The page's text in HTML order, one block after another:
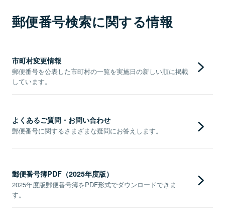
郵便番号検索に関する情報
市町村変更情報
郵便番号を公表した市町村の一覧を実施日の新しい順に掲載
しています。
よくあるご質問・お問い合わせ
郵便番号に関するさまざまな疑問にお答えします。
郵便番号簿PDF（2025年度版）
2025年度版郵便番号簿をPDF形式でダウンロードできま
す。